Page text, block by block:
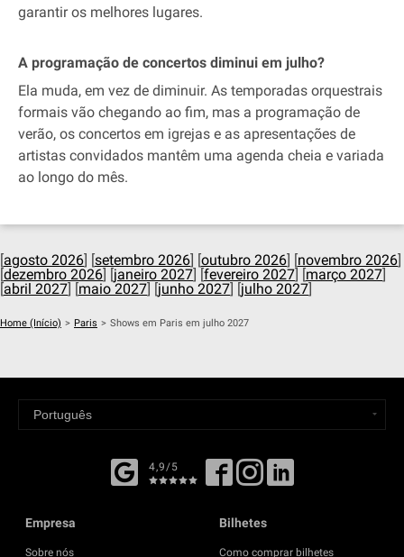
garantir os melhores lugares.
A programação de concertos diminui em julho?
Ela muda, em vez de diminuir. As temporadas orquestrais
formais vão chegando ao fim, mas a programação de
verão, os concertos em igrejas e as apresentações de
artistas convidados mantêm uma agenda cheia e variada
ao longo do mês.
[agosto 2026] [setembro 2026] [outubro 2026] [novembro 2026]
[dezembro 2026] [janeiro 2027] [fevereiro 2027] [março 2027]
[abril 2027] [maio 2027] [junho 2027] [julho 2027]
Home (Início) > Paris > Shows em Paris em julho 2027
4,9/5
Empresa
Sobre nós
Bilhetes
Como comprar bilhetes